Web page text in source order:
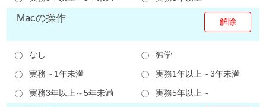
Macの操作
なし
独学
実務～1年未満
実務1年以上～3年未満
実務3年以上～5年未満
実務5年以上～